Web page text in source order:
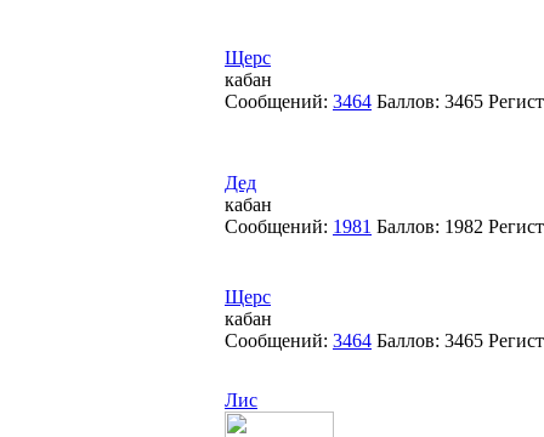
Щерс
кабан
Сообщений: 3464 Баллов: 3465
Дед
кабан
Сообщений: 1981 Баллов: 1982
Щерс
кабан
Сообщений: 3464 Баллов: 3465
Лис